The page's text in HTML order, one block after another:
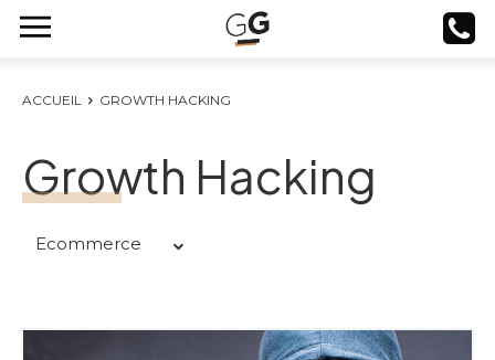
ACCUEIL GROWTH HACKING
Growth Hacking
Ecommerce